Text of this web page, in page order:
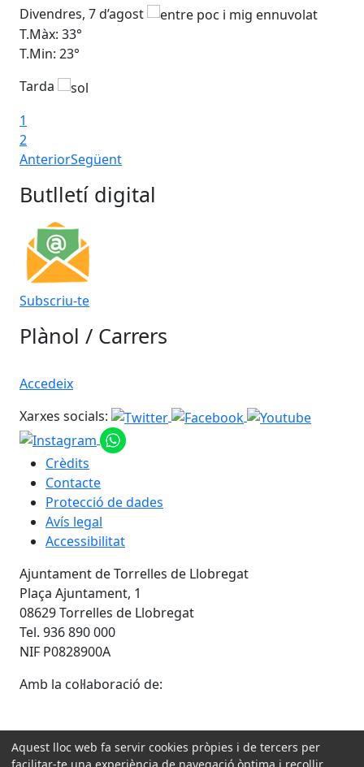
Divendres, 7 d’agost
T.Màx: 33°
T.Min: 23°
Tarda
1
2
AnteriorSegüent
Butlletí digital
Subscriu-te
Plànol / Carrers
Accedeix
Xarxes socials:
Crèdits
Contacte
Protecció de dades
Avís legal
Accessibilitat
Ajuntament de Torrelles de Llobregat
Plaça Ajuntament, 1
08629 Torrelles de Llobregat
Tel. 936 890 000
NIF P0828900A
Amb la col·laboració de:
Aquest lloc web fa servir cookies pròpies i de tercers per